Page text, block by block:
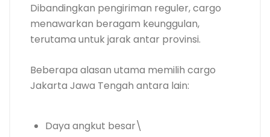
Dibandingkan pengiriman reguler, cargo
menawarkan beragam keunggulan,
terutama untuk jarak antar provinsi.
Beberapa alasan utama memilih cargo
Jakarta Jawa Tengah antara lain:
Daya angkut besar\